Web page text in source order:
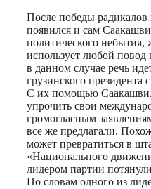
После победы
появился и сам
политического небытия,
использует любой повод
в данном случае речь
грузинского президента
С их помощью
упрочить свои
громогласным
все же предлагали.
может превратиться в
«Национального
лидером партии
По словам одного из